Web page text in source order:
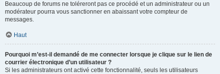
Beaucoup de forums ne toléreront pas ce procédé et un administrateur ou un
modérateur pourra vous sanctionner en abaissant votre compteur de
messages.
Haut
Pourquoi m’est-il demandé de me connecter lorsque je clique sur le lien de
courrier électronique d’un utilisateur ?
Si les administrateurs ont activé cette fonctionnalité, seuls les utilisateurs